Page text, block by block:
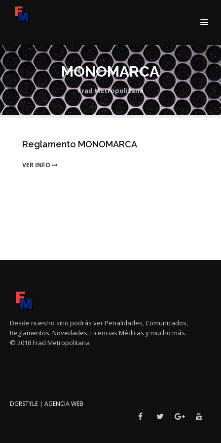
MONOMARCA
Frad Metropolitana
Reglamento MONOMARCA
VER INFO
Desde nuestro sitio podrás ver Penalidades, Comunicados,
Reglamentos, Novedades, Licencias Médicas y mucho más.
© 2018 Frad Metropolitana
DGRSTYLE | AGENCIA WEB